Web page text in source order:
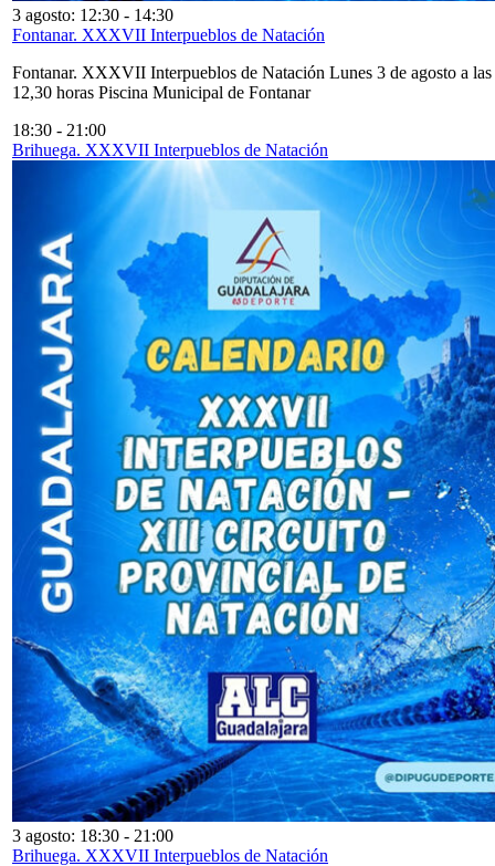
3 agosto: 12:30 - 14:30
Fontanar. XXXVII Interpueblos de Natación
Fontanar. XXXVII Interpueblos de Natación Lunes 3 de agosto a las
12,30 horas Piscina Municipal de Fontanar
18:30 - 21:00
Brihuega. XXXVII Interpueblos de Natación
3 agosto: 18:30 - 21:00
Brihuega. XXXVII Interpueblos de Natación